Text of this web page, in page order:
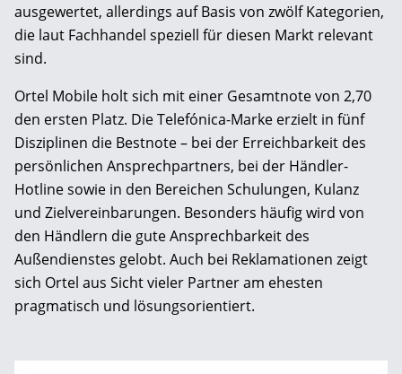
ausgewertet, allerdings auf Basis von zwölf Kategorien,
die laut Fachhandel speziell für diesen Markt relevant
sind.
Ortel Mobile holt sich mit einer Gesamtnote von 2,70
den ersten Platz. Die Telefónica-Marke erzielt in fünf
Disziplinen die Bestnote – bei der Erreichbarkeit des
persönlichen Ansprechpartners, bei der Händler-
Hotline sowie in den Bereichen Schulungen, Kulanz
und Zielvereinbarungen. Besonders häufig wird von
den Händlern die gute Ansprechbarkeit des
Außendienstes gelobt. Auch bei Reklamationen zeigt
sich Ortel aus Sicht vieler Partner am ehesten
pragmatisch und lösungsorientiert.